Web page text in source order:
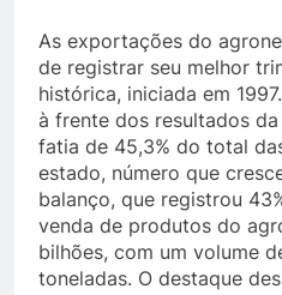
As exportações do
de registrar seu melhor
histórica, iniciada em
à frente dos resultados
fatia de 45,3% do total
estado, número que
balanço, que registrou
venda de produtos do
bilhões, com um volume
toneladas. O destaque